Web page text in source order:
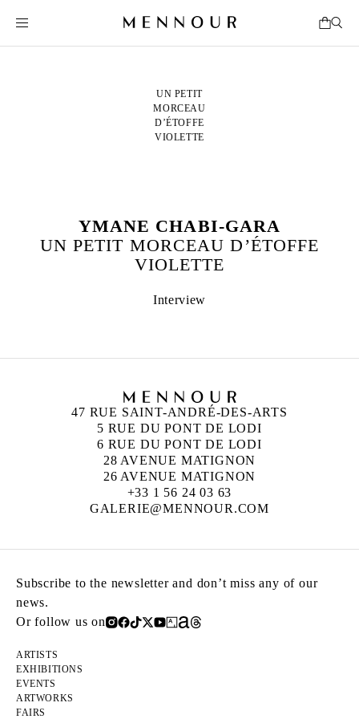
UN PETIT
MORCEAU
D’ÉTOFFE
VIOLETTE
YMANE CHABI-GARA
UN PETIT MORCEAU D’ÉTOFFE
VIOLETTE
Interview
47 RUE SAINT-ANDRÉ-DES-ARTS
5 RUE DU PONT DE LODI
6 RUE DU PONT DE LODI
28 AVENUE MATIGNON
26 AVENUE MATIGNON
+33 1 56 24 03 63
GALERIE@MENNOUR.COM
Subscribe to the newsletter and don’t miss any of our
news.
Or follow us on
ARTISTS
EXHIBITIONS
EVENTS
ARTWORKS
FAIRS